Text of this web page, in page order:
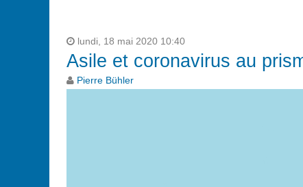
lundi, 18 mai 2020 10:40
Asile et coronavirus au
Pierre Bühler